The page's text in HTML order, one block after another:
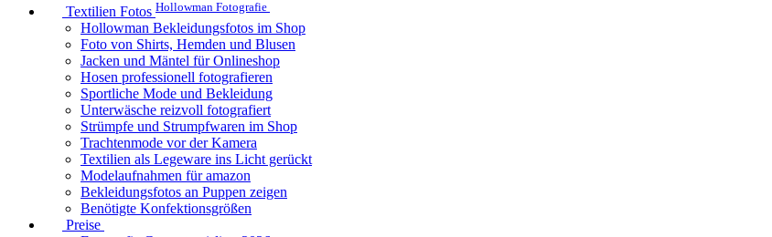
Textilien Fotos Hollowman Fotografie
Hollowman Bekleidungsfotos im Shop
Foto von Shirts, Hemden und Blusen
Jacken und Mäntel für Onlineshop
Hosen professionell fotografieren
Sportliche Mode und Bekleidung
Unterwäsche reizvoll fotografiert
Strümpfe und Strumpfwaren im Shop
Trachtenmode vor der Kamera
Textilien als Legeware ins Licht gerückt
Modelaufnahmen für amazon
Bekleidungsfotos an Puppen zeigen
Benötigte Konfektionsgrößen
Preise